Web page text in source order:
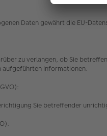
Daten gewährt die EU-
zu verlangen, ob Sie
aufgeführten Informationen.
Sie betreffender